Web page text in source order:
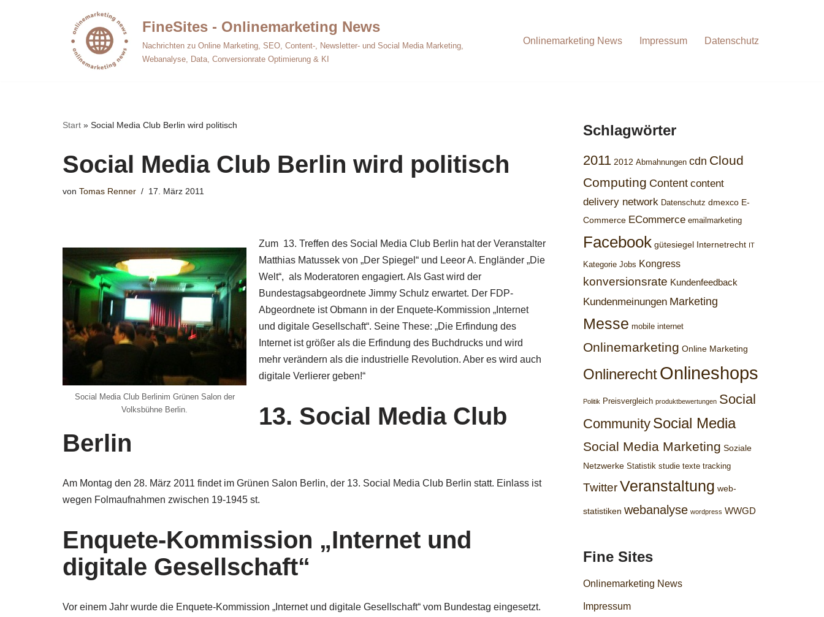
FineSites - Onlinemarketing News
Nachrichten zu Online Marketing, SEO, Content-, Newsletter- und Social Media Marketing,
Webanalyse, Data, Conversionrate Optimierung & KI
Onlinemarketing News Impressum Datenschutz
Start » Social Media Club Berlin wird politisch
Social Media Club Berlin wird politisch
von Tomas Renner 17. März 2011
Social Media Club Berlinim Grünen Salon der
Volksbühne Berlin.
Zum 13. Treffen des Social Media Club Berlin hat der Veranstalter
Matthias Matussek von „Der Spiegel“ und Leeor A. Engländer „Die
Welt“, als Moderatoren engagiert. Als Gast wird der
Bundestagsabgeordnete Jimmy Schulz erwartet. Der FDP-
Abgeordnete ist Obmann in der Enquete-Kommission „Internet
und digitale Gesellschaft“. Seine These: „Die Erfindung des
Internet ist größer als die Erfindung des Buchdrucks und wird
mehr verändern als die industrielle Revolution. Aber es wird auch
digitale Verlierer geben!“
13. Social Media Club
Berlin
Am Montag den 28. März 2011 findet im Grünen Salon Berlin, der 13. Social Media Club Berlin statt. Einlass ist
wegen Folmaufnahmen zwischen 19-1945 st.
Enquete-Kommission „Internet und
digitale Gesellschaft“
Vor einem Jahr wurde die Enquete-Kommission „Internet und digitale Gesellschaft“ vom Bundestag eingesetzt.
Schlagwörter
2011 2012 Abmahnungen cdn Cloud
Computing Content content
delivery network Datenschutz dmexco E-
Commerce ECommerce emailmarketing
Facebook gütesiegel Internetrecht IT
Kategorie Jobs Kongress
konversionsrate Kundenfeedback
Kundenmeinungen Marketing
Messe mobile internet
Onlinemarketing Online Marketing
OnlinerechtOnlineshops
Politik Preisvergleich produktbewertungen Social
Community Social Media
Social Media Marketing Soziale
Netzwerke Statistik studie texte tracking
TwitterVeranstaltung web-
statistiken webanalyse wordpress WWGD
Fine Sites
Onlinemarketing News
Impressum